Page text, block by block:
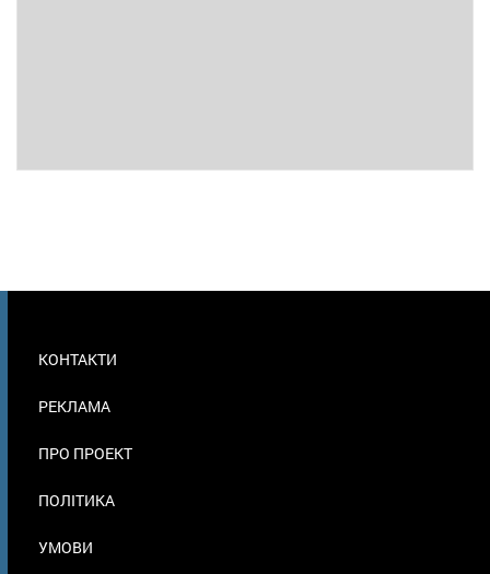
В
КОНТАКТИ
РЕКЛАМА
ПРО ПРОЕКТ
ПОЛІТИКА
УМОВИ